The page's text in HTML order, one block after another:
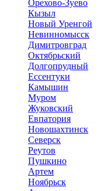
Орехово-Зуево
Кызыл
Новый Уренгой
Невинномысск
Димитровград
Октябрьский
Долгопрудный
Ессентуки
Камышин
Муром
Жуковский
Евпатория
Новошахтинск
Северск
Реутов
Пушкино
Артем
Ноябрьск